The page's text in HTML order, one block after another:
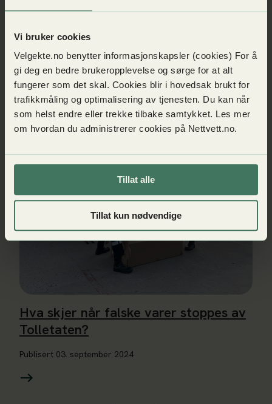
Vi bruker cookies
Velgekte.no benytter informasjonskapsler (cookies) For å
gi deg en bedre brukeropplevelse og sørge for at alt
fungerer som det skal. Cookies blir i hovedsak brukt for
trafikkmåling og optimalisering av tjenesten. Du kan når
som helst endre eller trekke tilbake samtykket. Les mer
om hvordan du administrerer cookies på Nettvett.no.
Tillat alle
Tillat kun nødvendige
Dette er de mest piratkopierte varene
Publisert 03. september 2024
Les mer om Hva skjer når falske varer stoppes av
Hva skjer når falske varer stoppes av
Tolletaten?
Publisert 03. september 2024